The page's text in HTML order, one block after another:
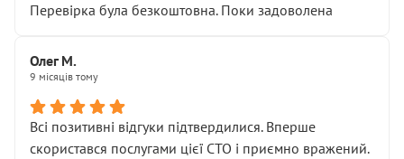
Перевірка була безкоштовна. Поки задоволена
Олег М.
9 місяців тому
Всі позитивні відгуки підтвердилися. Вперше
скористався послугами цієї СТО і приємно вражений.